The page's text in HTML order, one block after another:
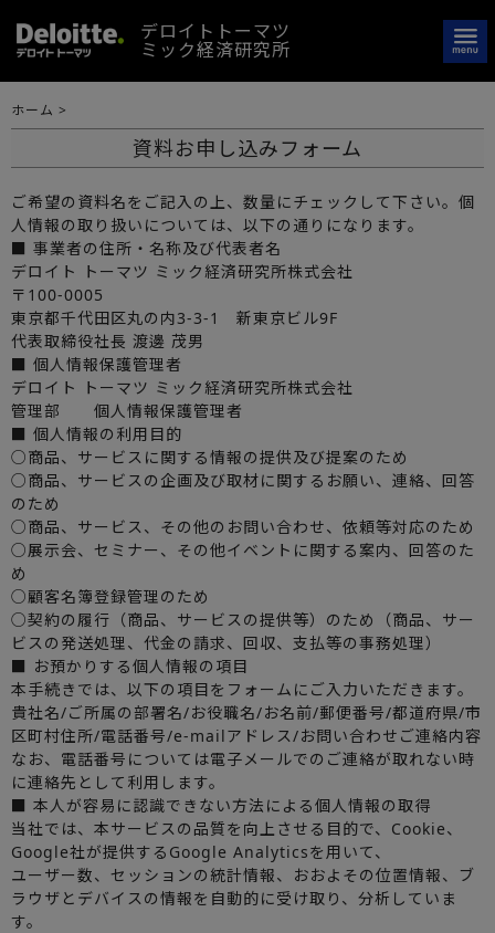
デロイトトーマツ
ミック経済研究所
ホーム >
資料お申し込みフォーム
ご希望の資料名をご記入の上、数量にチェックして下さい。個
人情報の取り扱いについては、以下の通りになります。
■ 事業者の住所・名称及び代表者名
デロイト トーマツ ミック経済研究所株式会社
〒100-0005
東京都千代田区丸の内3-3-1 新東京ビル9F
代表取締役社長 渡邊 茂男
■ 個人情報保護管理者
デロイト トーマツ ミック経済研究所株式会社
管理部 個人情報保護管理者
■ 個人情報の利用目的
○商品、サービスに関する情報の提供及び提案のため
○商品、サービスの企画及び取材に関するお願い、連絡、回答
のため
○商品、サービス、その他のお問い合わせ、依頼等対応のため
○展示会、セミナー、その他イベントに関する案内、回答のた
め
○顧客名簿登録管理のため
○契約の履行（商品、サービスの提供等）のため（商品、サー
ビスの発送処理、代金の請求、回収、支払等の事務処理）
■ お預かりする個人情報の項目
本手続きでは、以下の項目をフォームにご入力いただきます。
貴社名/ご所属の部署名/お役職名/お名前/郵便番号/都道府県/市
区町村住所/電話番号/e-mailアドレス/お問い合わせご連絡内容
なお、電話番号については電子メールでのご連絡が取れない時
に連絡先として利用します。
■ 本人が容易に認識できない方法による個人情報の取得
当社では、本サービスの品質を向上させる目的で、Cookie、
Google社が提供するGoogle Analyticsを用いて、
ユーザー数、セッションの統計情報、おおよその位置情報、ブ
ラウザとデバイスの情報を自動的に受け取り、分析していま
す。